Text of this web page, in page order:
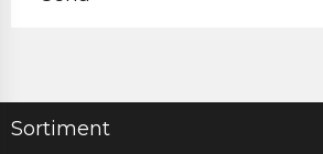
Sortiment